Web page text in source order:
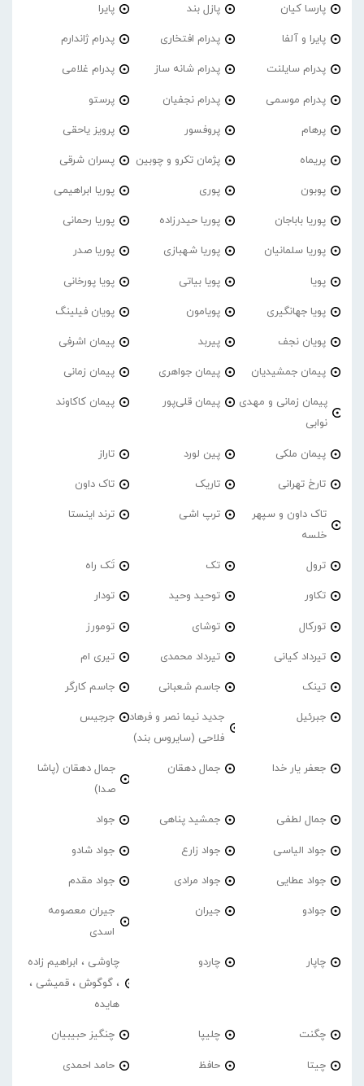
پارسا کیان پازل بند پایرا
پایرا و آلفا پدرام افتخاری پدرام ژاندارم
پدرام‌ سایلنت پدرام شانه ساز پدرام غلامی
پدرام موسمی پدرام نجفیان پرستو
پرهام پروفسور پرویز یاحقی
پریماه پژمان تکرو و چوبین پسران شرقی
پوبون پوری پوریا ابراهیمی
پوریا باباجان پوریا حیدرزاده پوریا رحمانی
پوریا سلمانیان پوریا شهبازی پوریا صدر
پویا پویا بیاتی پویا پورخانی
پویا جهانگیری پویامون پویان فیلینگ
پویان نجف پیربد پیمان اشرفی
پیمان جمشیدیان پیمان جواهری پیمان زمانی
پیمان زمانی و مهدی
نوابی
پیمان قلی‌پور پیمان کاکاوند
پیمان ملکی پین لورد تاراز
تارخ تهرانی تاریک تاک داون
تاک داون و سپهر
خلسه
ترپ اشی ترند اینستا
ترول تک تَک راه
تکاور توحید وحید تودار
تورکال توشای تومورز
تیرداد کیانی تیرداد محمدی تیری ام
تینک جاسم شعبانی جاسم کارگر
جبرئیل
جدید نیما نصر و فرهاد
فلاحی (سایروس بند)
جرجیس
جعفر یار خدا جمال دهقان
جمال دهقان (پاشا
صدا)
جمال لطفی جمشید پناهی جواد
جواد الیاسی جواد زارع جواد شادو
جواد عطایی جواد مرادی جواد مقدم
جوادو جیران
جیران معصومه
اسدی
چاپار چاردو
چاوشی ، ابراهیم زاده
، گوگوش ، قمیشی ،
هایده
چگنت چلیپا چنگیز حبیبیان
چیتا حافظ حامد احمدی